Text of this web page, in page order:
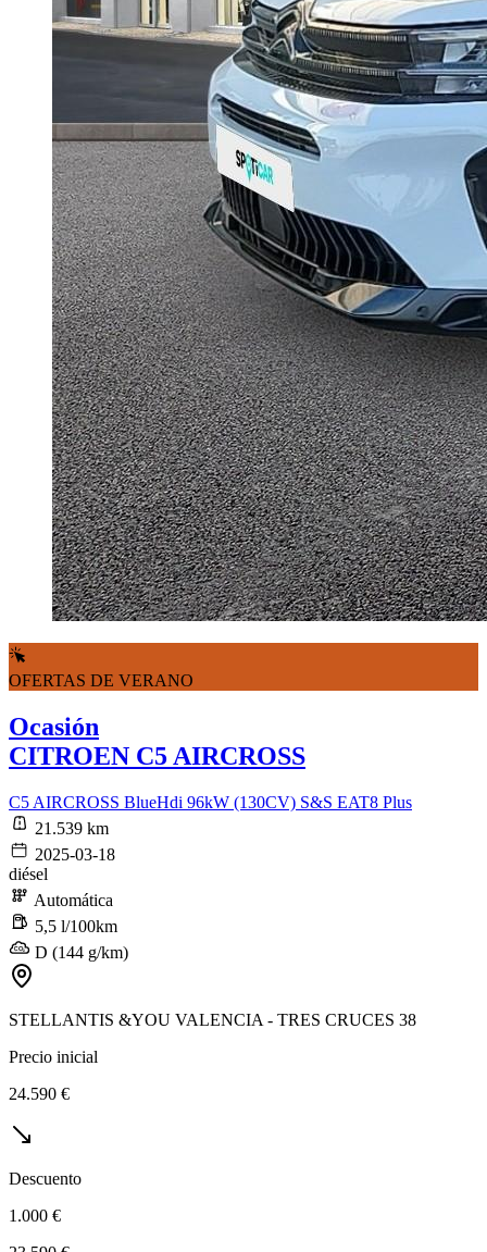
OFERTAS DE VERANO
Ocasión
CITROEN C5 AIRCROSS
C5 AIRCROSS BlueHdi 96kW (130CV) S&S EAT8 Plus
21.539 km
2025-03-18
diésel
Automática
5,5 l/100km
D (144 g/km)
STELLANTIS &YOU VALENCIA - TRES CRUCES 38
Precio inicial
24.590 €
Descuento
1.000 €